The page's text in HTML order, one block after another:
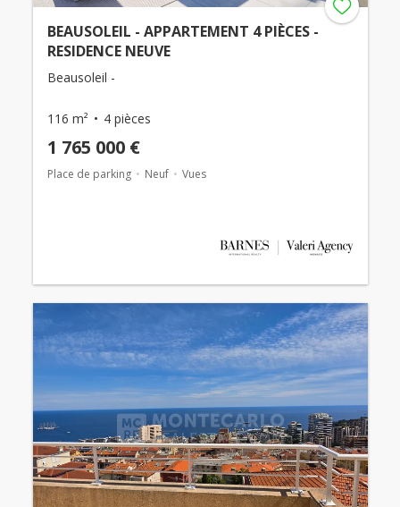
BEAUSOLEIL - APPARTEMENT 4 PIÈCES -
RESIDENCE NEUVE
Beausoleil -
116 m² 4 pièces
1 765 000 €
Place de parking Neuf Vues